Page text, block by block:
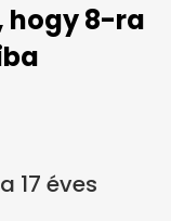
hogy 8-ra
17 éves